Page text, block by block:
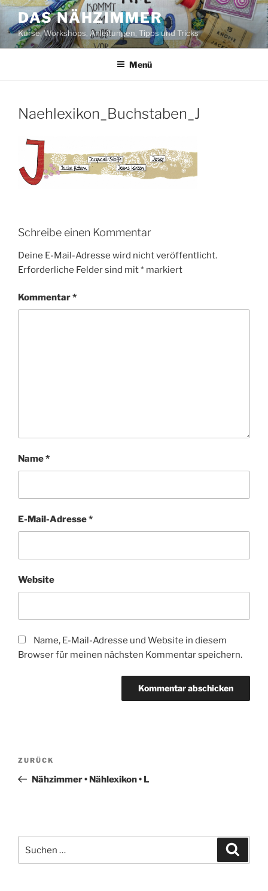
Zum
Inhalt
springen
DAS NÄHZIMMER
Kurse, Workshops, Anleitungen, Tipps und Tricks
Menü
Naehlexikon_Buchstaben_J
Schreibe einen Kommentar
Deine E-Mail-Adresse wird nicht veröffentlicht.
Erforderliche Felder sind mit* markiert
Kommentar*
Name*
E-Mail-Adresse*
Website
Name, E-Mail-Adresse und Website in diesem
Browser für meinen nächsten Kommentar speichern.
Beitragsnavigation
Vorheriger
Beitrag
ZURÜCK
Nähzimmer • Nählexikon • L
nach: